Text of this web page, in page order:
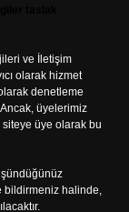
ve İletişim
olarak hizmet
denetleme
üyelerimiz
siteye üye olarak bu
bildirmeniz halinde,